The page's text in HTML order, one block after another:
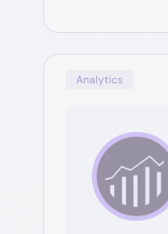
Analytics